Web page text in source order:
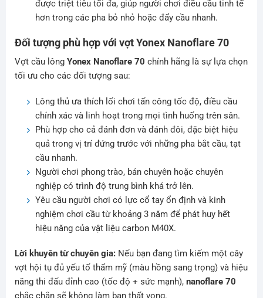
được triệt tiêu tối đa, giúp người chơi điều cầu tinh tế
hơn trong các pha bỏ nhỏ hoặc đẩy cầu nhanh.
Đối tượng phù hợp với vợt Yonex Nanoflare 70
Vợt cầu lông Yonex Nanoflare 70 chính hãng là sự lựa chọn
tối ưu cho các đối tượng sau:
Lông thủ ưa thích lối chơi tấn công tốc độ, điều cầu
chính xác và linh hoạt trong mọi tình huống trên sân.
Phù hợp cho cả đánh đơn và đánh đôi, đặc biệt hiệu
quả trong vị trí đứng trước với những pha bắt cầu, tạt
cầu nhanh.
Người chơi phong trào, bán chuyên hoặc chuyên
nghiệp có trình độ trung bình khá trở lên.
Yêu cầu người chơi có lực cổ tay ổn định và kinh
nghiệm chơi cầu từ khoảng 3 năm để phát huy hết
hiệu năng của vật liệu carbon M40X.
Lời khuyên từ chuyên gia:Nếu bạn đang tìm kiếm một cây
vợt hội tụ đủ yếu tố thẩm mỹ (màu hồng sang trọng) và hiệu
năng thi đấu đỉnh cao (tốc độ + sức mạnh), nanoflare 70
chắc chắn sẽ không làm bạn thất vọng.